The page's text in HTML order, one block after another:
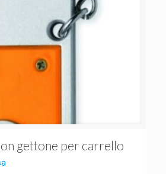
gettone per carrello